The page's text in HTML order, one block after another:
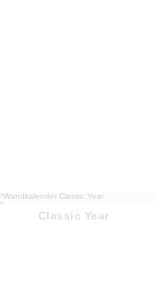
Classic Year